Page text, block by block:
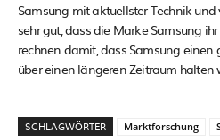
Samsung mit aktuellster Technik
sehr gut, dass die Marke Samsung
rechnen damit, dass Samsung
über einen längeren Zeitraum halten
SCHLAGWÖRTER Marktforschung